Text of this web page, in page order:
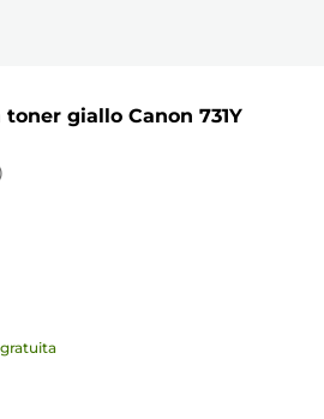
giallo Canon 731Y